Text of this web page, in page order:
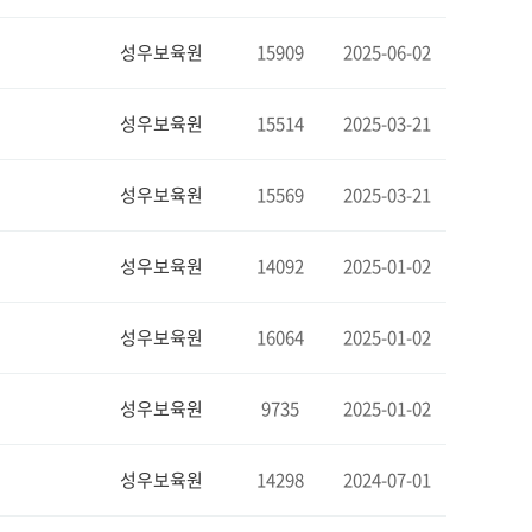
성우보육원 15909 2025-06-02
성우보육원 15514 2025-03-21
성우보육원 15569 2025-03-21
성우보육원 14092 2025-01-02
성우보육원 16064 2025-01-02
성우보육원 9735 2025-01-02
성우보육원 14298 2024-07-01